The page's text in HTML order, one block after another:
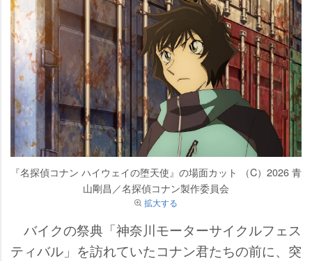
『名探偵コナン ハイウェイの堕天使』の場面カット （C）2026 青
山剛昌／名探偵コナン製作委員会
拡大する
バイクの祭典「神奈川モーターサイクルフェス
ティバル」を訪れていたコナン君たちの前に、突